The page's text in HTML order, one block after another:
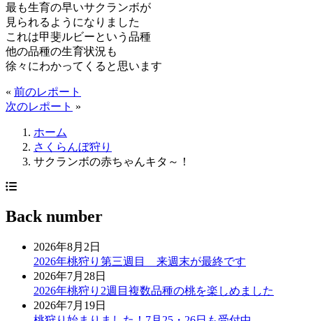
最も生育の早いサクランボが
見られるようになりました
これは甲斐ルビーという品種
他の品種の生育状況も
徐々にわかってくると思います
« 前のレポート
次のレポート »
ホーム
さくらんぼ狩り
サクランボの赤ちゃんキタ～！
Back number
2026年8月2日
2026年桃狩り第三週目 来週末が最終です
2026年7月28日
2026年桃狩り2週目複数品種の桃を楽しめました
2026年7月19日